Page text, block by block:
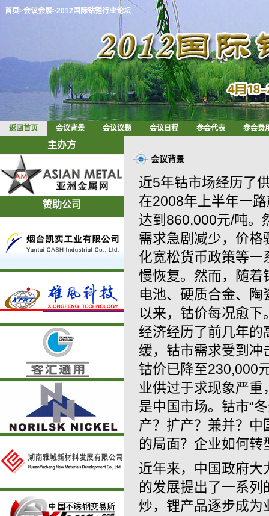
首页>会议会展>2012国际钴锂行业论坛
返回首页 会议背景 会议议题 会议日程 参会代表 参会费
主办方
赞助公司
会议背景
近5年钴市场经历了
在2008年上半年一
达到860,000元/吨。
需求急剧减少，价
化宽松货币政策等一
慢恢复。然而，随着
电池、硬质合金、
以来，钴价每况愈
经济经历了前几年的
缓，钴市需求受到冲
钴价已降至230,000
业供过于求现象严
是中国市场。钴市“
产？扩产？兼并？
的局面？企业如何
近年来，中国政府大
的发展提出了一系
炒，锂产品逐步成